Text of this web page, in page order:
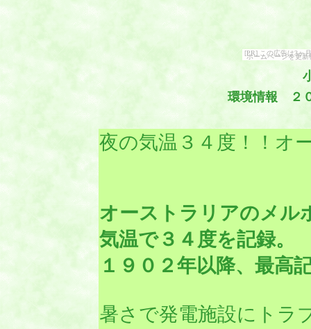
[PR] この広告は3ヶ
ホームページを更
環境情報 ２
夜の気温３４度！！オ
オーストラリアのメル
気温で３４度を記録。
１９０２年以降、最高
暑さで発電施設にトラ